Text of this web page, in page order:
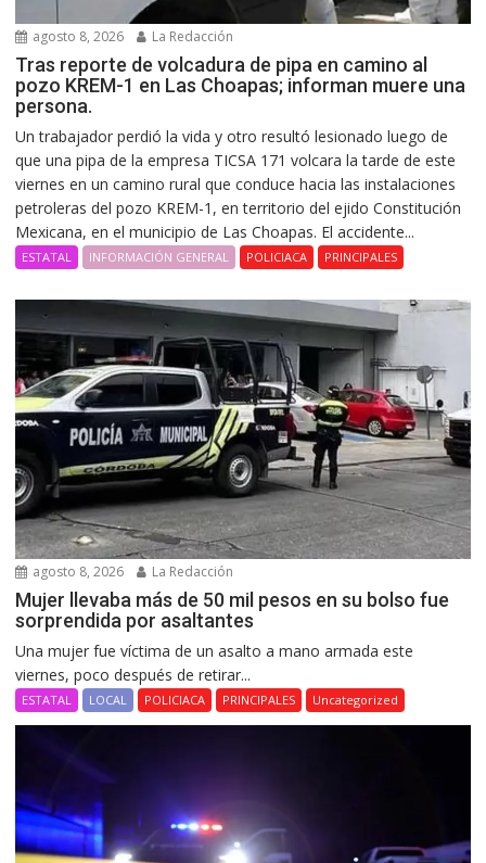
agosto 8, 2026 La Redacción
Tras reporte de volcadura de pipa en camino al
pozo KREM-1 en Las Choapas; informan muere una
persona.
Un trabajador perdió la vida y otro resultó lesionado luego de
que una pipa de la empresa TICSA 171 volcara la tarde de este
viernes en un camino rural que conduce hacia las instalaciones
petroleras del pozo KREM-1, en territorio del ejido Constitución
Mexicana, en el municipio de Las Choapas. El accidente...
ESTATAL INFORMACIÓN GENERAL POLICIACA PRINCIPALES
agosto 8, 2026 La Redacción
Mujer llevaba más de 50 mil pesos en su bolso fue
sorprendida por asaltantes
Una mujer fue víctima de un asalto a mano armada este
viernes, poco después de retirar...
ESTATAL LOCAL POLICIACA PRINCIPALES Uncategorized